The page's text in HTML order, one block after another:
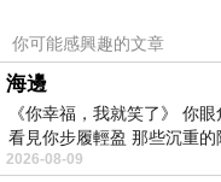
你可能感興趣的文章
海邊
《你幸福，我就笑了》 你
看見你步履輕盈 那些沉重
2026-08-09